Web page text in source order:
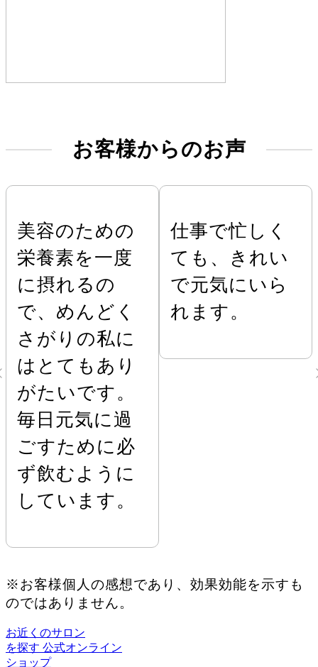
お客様からのお声
美容のための
栄養素を一度
に摂れるの
で、めんどく
さがりの私に
はとてもあり
がたいです。
毎日元気に過
ごすために必
ず飲むように
しています。
仕事で忙しく
ても、きれい
で元気にいら
れます。
※お客様個人の感想であり、効果効能を示すも
のではありません。
お近くのサロン
を探す 公式オンライン
ショップ